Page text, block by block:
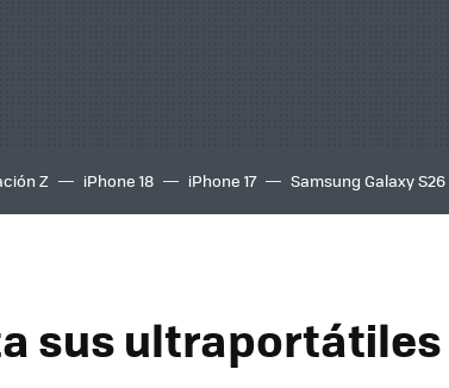
Z iPhone 18 iPhone 17 Samsung Galaxy S26
sus ultraportátiles